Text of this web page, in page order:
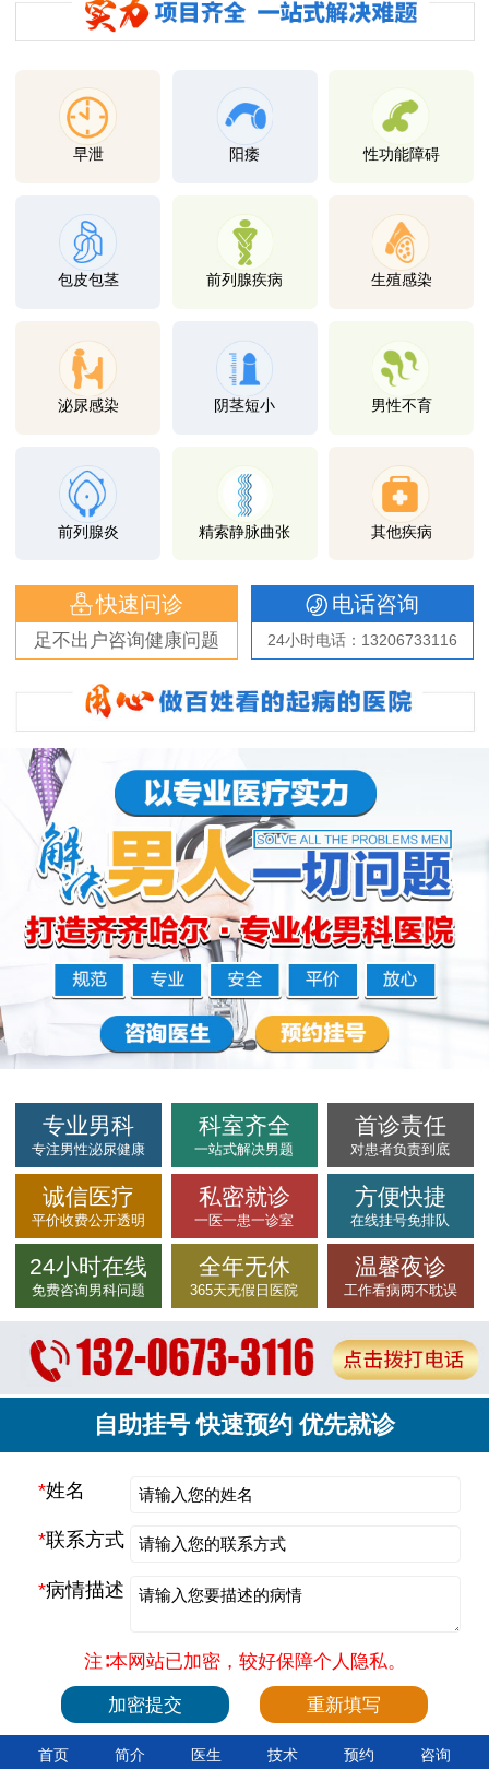
早泄 阳痿 性功能障碍
包皮包茎 前列腺疾病 生殖感染
泌尿感染 阴茎短小 男性不育
前列腺炎 精索静脉曲张 其他疾病
快速问诊
足不出户咨询健康问题
电话咨询
24小时电话：13206733116
专业男科
专注男性泌尿健康
科室齐全
一站式解决男题
首诊责任
对患者负责到底
诚信医疗
平价收费公开透明
私密就诊
一医一患一诊室
方便快捷
在线挂号免排队
24小时在线
免费咨询男科问题
全年无休
365天无假日医院
温馨夜诊
工作看病两不耽误
自助挂号 快速预约 优先就诊
*姓名
*联系方式
*病情描述
注∶本网站已加密，较好保障个人隐私。
首页 简介 医生 技术 预约 咨询